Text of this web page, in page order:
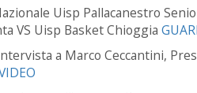
Uisp Pallacanestro
VS Uisp Basket Chioggia
a Marco Ceccantini,